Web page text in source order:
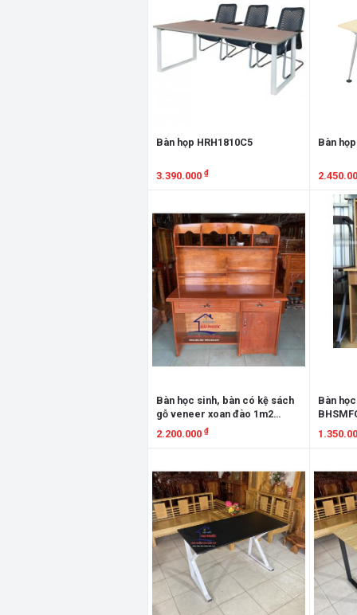
Bàn họp HRH1810C5
3.390.000 ₫
Bàn
Xem
Bàn học sinh, bàn có kệ sách
gỗ veneer xoan đào 1m2
BHSXĐ1M2
2.200.000 ₫
Bàn